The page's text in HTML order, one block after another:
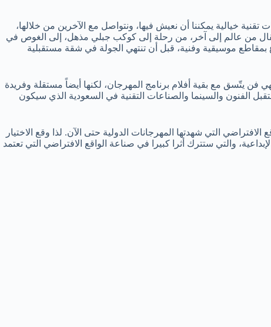
خيالية يمكننا أن نعيش فيها، ونتواصل مع الآخرين من خلالها،
من عالم إلى آخر، من رحلة إلى كوكب جبلي مذهل، إلى الغوص في
موسيقية وفنية، قبل أن تنتهي الجولة في شقة مستقبلية
فن يتّسق مع بقية أفلام برنامج المهرجان، لكنها أيضاً مستقلة وفريدة
الفنون والسينما والصناعات التقنية في السعودية الذي سيكون
التي شهدتها المهرجانات الدولية حتى الآن. لذا وقع الاختيار
والتي ستترك أثرا كبيرا في صناعة الواقع الافتراضي التي تعتمد